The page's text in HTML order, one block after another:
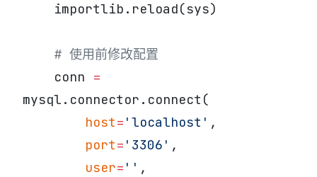
    importlib.reload(sys)
    # 使用前修改配置
    conn
=
mysql.connector.connect(
        host
= 'localhost' ,
        port
= '3306' ,
        user
= '' ,